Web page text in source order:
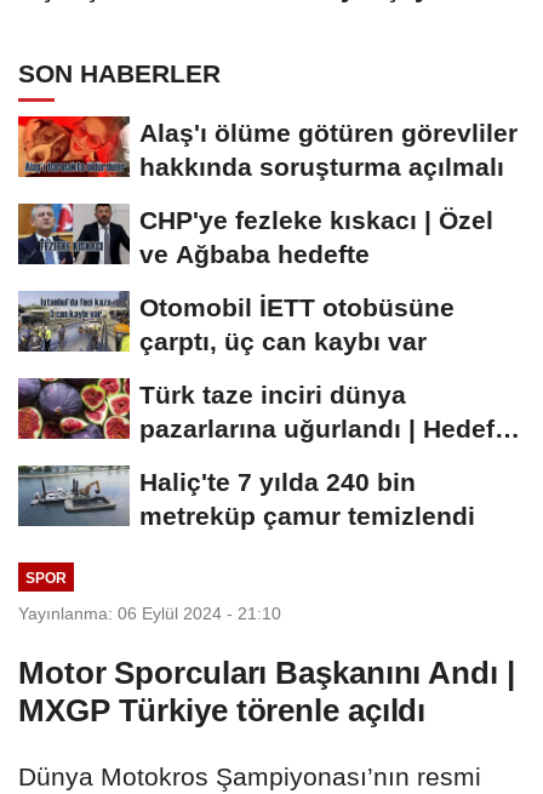
SON HABERLER
Alaş'ı ölüme götüren görevliler
hakkında soruşturma açılmalı
CHP'ye fezleke kıskacı | Özel
ve Ağbaba hedefte
Otomobil İETT otobüsüne
çarptı, üç can kaybı var
Türk taze inciri dünya
pazarlarına uğurlandı | Hedef
Haliç'te 7 yılda 240 bin
metreküp çamur temizlendi
SPOR
Yayınlanma: 06 Eylül 2024 - 21:10
Motor Sporcuları Başkanını Andı |
MXGP Türkiye törenle açıldı
Dünya Motokros Şampiyonası’nın resmi